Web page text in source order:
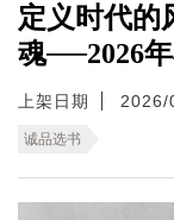
定义时代的
魂──2026
上架日期 2026/
诚品选书